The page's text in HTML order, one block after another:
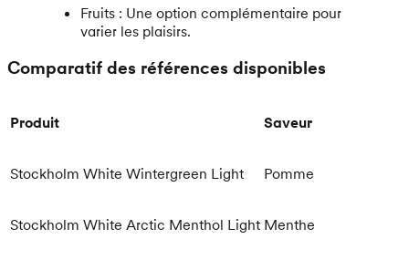
Fruits : Une option complémentaire pour
varier les plaisirs.
Comparatif des références disponibles
Produit Saveur
Stockholm White Wintergreen Light Pomme
Stockholm White Arctic Menthol Light Menthe